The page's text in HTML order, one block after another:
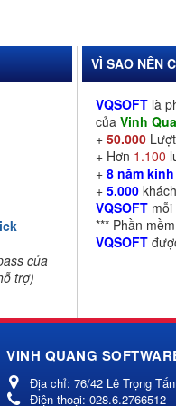
của
trợ)
VÌ SAO NÊN
VQSOFTlà
của Vinh
+ 50.000Lượt
+ Hơn 1.100
+ 8 năm
+ 5.000
VQSOFTmỗi
*** Phần
VQSOFT
VINH QUANG
Địa chỉ: 76/42 Lê Trọng
Điện thoại: 028.6.2766512